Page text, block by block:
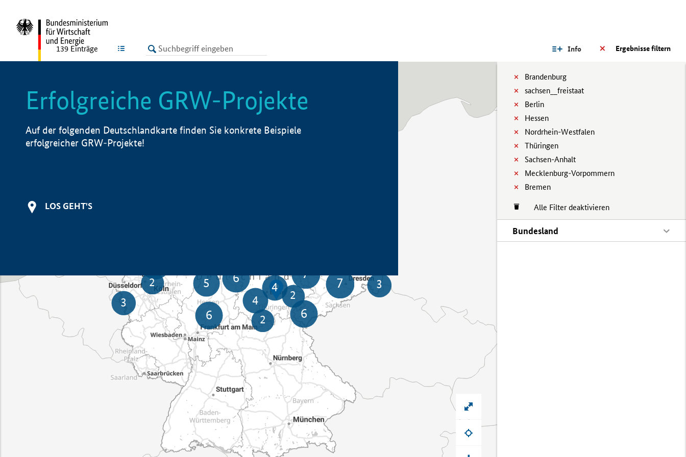
LISTE Ergebnisse filtern
Info
Brandenburg
sachsen__freistaat
Berlin
Hessen
Nordrhein-Westfalen
Thüringen
Sachsen-Anhalt
Mecklenburg-Vorpommern
Bremen
Alle Filter deaktivieren
Bundesland
139 Einträge
Erfolgreiche GRW-Projekte
Auf der folgenden Deutschlandkarte finden Sie konkrete Beispiele
erfolgreicher GRW-Projekte!
LOS GEHT'S